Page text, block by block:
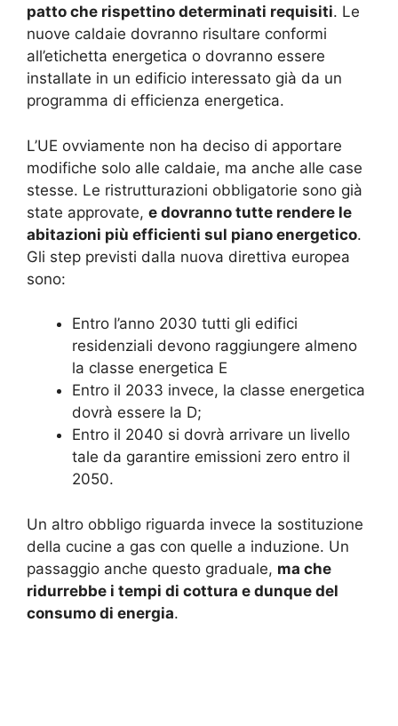
patto che rispettino determinati requisiti. Le
nuove caldaie dovranno risultare conformi
all’etichetta energetica o dovranno essere
installate in un edificio interessato già da un
programma di efficienza energetica.
L’UE ovviamente non ha deciso di apportare
modifiche solo alle caldaie, ma anche alle case
stesse. Le ristrutturazioni obbligatorie sono già
state approvate, e dovranno tutte rendere le
abitazioni più efficienti sul piano energetico.
Gli step previsti dalla nuova direttiva europea
sono:
Entro l’anno 2030 tutti gli edifici
residenziali devono raggiungere almeno
la classe energetica E
Entro il 2033 invece, la classe energetica
dovrà essere la D;
Entro il 2040 si dovrà arrivare un livello
tale da garantire emissioni zero entro il
2050.
Un altro obbligo riguarda invece la sostituzione
della cucine a gas con quelle a induzione. Un
passaggio anche questo graduale, ma che
ridurrebbe i tempi di cottura e dunque del
consumo di energia.